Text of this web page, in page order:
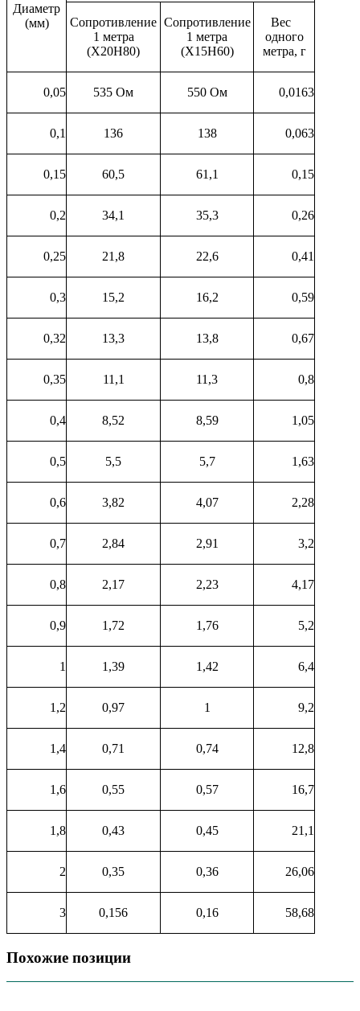
Диаметр
(мм)
Сопротивление
1 метра
(Х20Н80)
Сопротивление
1 метра
(Х15Н60)
Вес
одного
метра, г
0,05 535 Ом 550 Ом 0,0163
0,1 136 138 0,063
0,15 60,5 61,1 0,15
0,2 34,1 35,3 0,26
0,25 21,8 22,6 0,41
0,3 15,2 16,2 0,59
0,32 13,3 13,8 0,67
0,35 11,1 11,3 0,8
0,4 8,52 8,59 1,05
0,5 5,5 5,7 1,63
0,6 3,82 4,07 2,28
0,7 2,84 2,91 3,2
0,8 2,17 2,23 4,17
0,9 1,72 1,76 5,2
1 1,39 1,42 6,4
1,2 0,97 1 9,2
1,4 0,71 0,74 12,8
1,6 0,55 0,57 16,7
1,8 0,43 0,45 21,1
2 0,35 0,36 26,06
3 0,156 0,16 58,68
Похожие позиции